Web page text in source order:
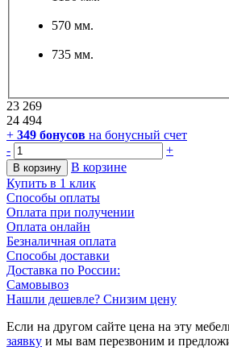
570 мм.
735 мм.
23 269
24 494
+ 349 бонусов на бонусный счет
-
+
В корзину
В корзине
Купить в 1 клик
Способы оплаты
Оплата при получении
Оплата онлайн
Безналичная оплата
Способы доставки
Доставка по России:
Самовывоз
Нашли дешевле? Снизим цену
Если на другом сайте цена на эту
заявку и мы вам перезвоним и